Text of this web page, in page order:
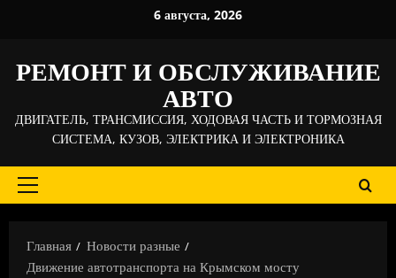
6 августа, 2026
РЕМОНТ И ОБСЛУЖИВАНИЕ
АВТО
ДВИГАТЕЛЬ, ТРАНСМИССИЯ, ХОДОВАЯ ЧАСТЬ И ТОРМОЗНАЯ
СИСТЕМА, КУЗОВ, ЭЛЕКТРИКА И ЭЛЕКТРОНИКА
Основное
Главная
Новости разные
Движение автотранспорта на Крымском мосту